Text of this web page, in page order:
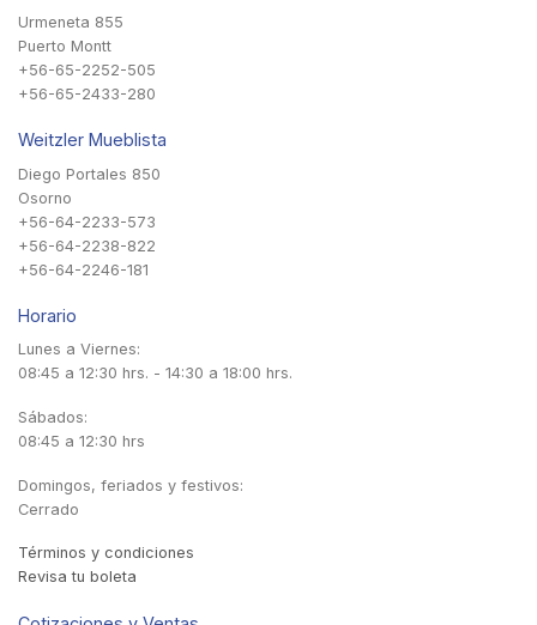
Urmeneta 855
Puerto Montt
+56-65-2252-505
+56-65-2433-280
Weitzler Mueblista
Diego Portales 850
Osorno
+56-64-2233-573
+56-64-2238-822
+56-64-2246-181
Horario
Lunes a Viernes:
08:45 a 12:30 hrs. - 14:30 a 18:00 hrs.
Sábados:
08:45 a 12:30 hrs
Domingos, feriados y festivos:
Cerrado
Términos y condiciones
Revisa tu boleta